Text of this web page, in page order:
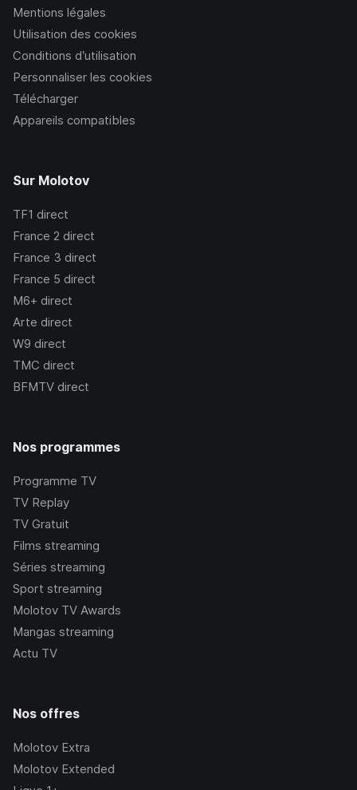
Mentions légales
Utilisation des cookies
Conditions d’utilisation
Personnaliser les cookies
Télécharger
Appareils compatibles
Sur Molotov
TF1 direct
France 2 direct
France 3 direct
France 5 direct
M6+ direct
Arte direct
W9 direct
TMC direct
BFMTV direct
Nos programmes
Programme TV
TV Replay
TV Gratuit
Films streaming
Séries streaming
Sport streaming
Molotov TV Awards
Mangas streaming
Actu TV
Nos offres
Molotov Extra
Molotov Extended